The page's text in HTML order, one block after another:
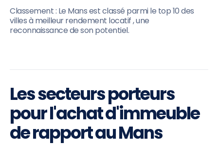
Classement : Le Mans est classé parmi le top 10 des
villes à meilleur rendement locatif , une
reconnaissance de son potentiel.
Les secteurs porteurs
pour l'achat d'immeuble
de rapport au Mans